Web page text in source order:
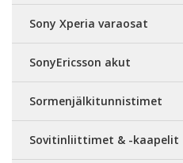
Sony Xperia varaosat
SonyEricsson akut
Sormenjälkitunnistimet
Sovitinliittimet & -kaapelit